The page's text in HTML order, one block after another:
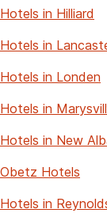
Hotels in Hilliard
Hotels in
Hotels in Londen
Hotels in
Hotels in New
Obetz Hotels
Hotels in